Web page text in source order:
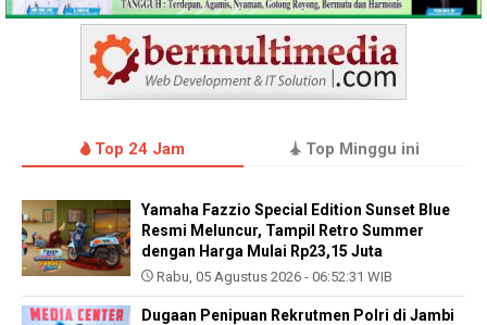
Top 24 Jam Top Minggu ini
Yamaha Fazzio Special Edition Sunset Blue
Resmi Meluncur, Tampil Retro Summer
dengan Harga Mulai Rp23,15 Juta
Rabu, 05 Agustus 2026 - 06:52:31 WIB
Dugaan Penipuan Rekrutmen Polri di Jambi